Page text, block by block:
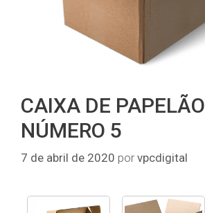
CAIXA DE PAPELÃO
NÚMERO 5
7 de abril de 2020 porvpcdigital